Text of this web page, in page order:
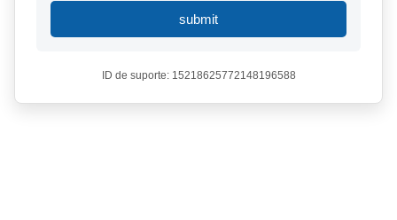
submit
ID de suporte: 15218625772148196588